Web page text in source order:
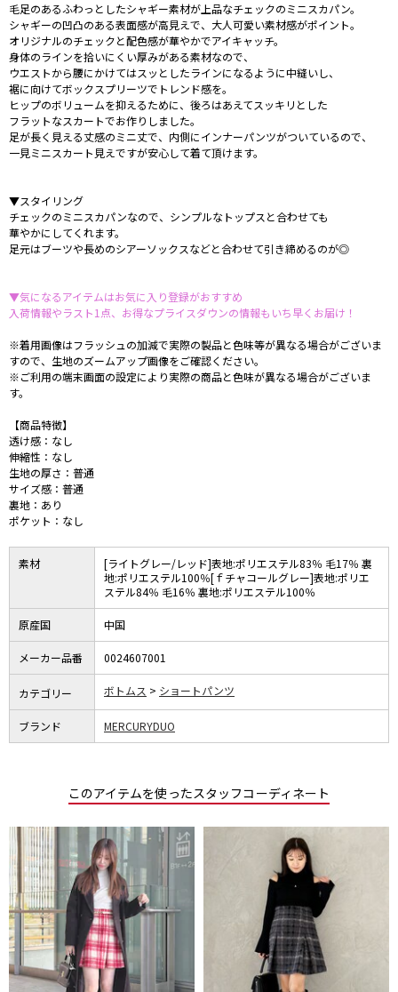
毛足のあるふわっとしたシャギー素材が上品なチェックのミニスカパン。
シャギーの凹凸のある表面感が高見えで、大人可愛い素材感がポイント。
オリジナルのチェックと配色感が華やかでアイキャッチ。
身体のラインを拾いにくい厚みがある素材なので、
ウエストから腰にかけてはスッとしたラインになるように中縫いし、
裾に向けてボックスプリーツでトレンド感を。
ヒップのボリュームを抑えるために、後ろはあえてスッキリとした
フラットなスカートでお作りしました。
足が長く見える丈感のミニ丈で、内側にインナーパンツがついているので、
一見ミニスカート見えですが安心して着て頂けます。
▼スタイリング
チェックのミニスカパンなので、シンプルなトップスと合わせても
華やかにしてくれます。
足元はブーツや長めのシアーソックスなどと合わせて引き締めるのが◎
▼気になるアイテムはお気に入り登録がおすすめ
入荷情報やラスト1点、お得なプライスダウンの情報もいち早くお届け！
※着用画像はフラッシュの加減で実際の製品と色味等が異なる場合がございま
すので、生地のズームアップ画像をご確認ください。
※ご利用の端末画面の設定により実際の商品と色味が異なる場合がございま
す。
【商品特徴】
透け感：なし
伸縮性：なし
生地の厚さ：普通
サイズ感：普通
裏地：あり
ポケット：なし
素材
[ライトグレー/レッド]表地:ポリエステル83％ 毛17％ 裏
地:ポリエステル100％[ｆチャコールグレー]表地:ポリエ
ステル84％ 毛16％ 裏地:ポリエステル100％
原産国 中国
メーカー品番 0024607001
カテゴリー ボトムス ショートパンツ
ブランド MERCURYDUO
このアイテムを使ったスタッフコーディネート